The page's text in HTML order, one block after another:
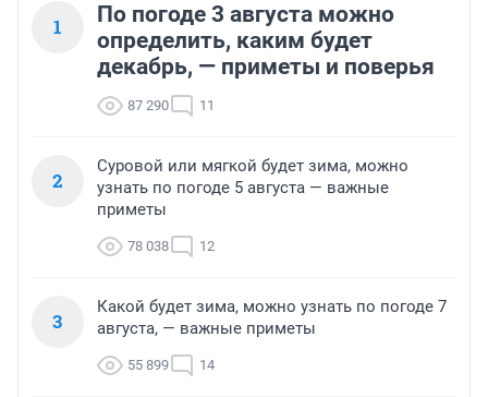
1
По погоде 3 августа можно
определить, каким будет
декабрь, — приметы и поверья
87 290 11
2
Суровой или мягкой будет зима, можно
узнать по погоде 5 августа — важные
приметы
78 038 12
3
Какой будет зима, можно узнать по погоде 7
августа, — важные приметы
55 899 14